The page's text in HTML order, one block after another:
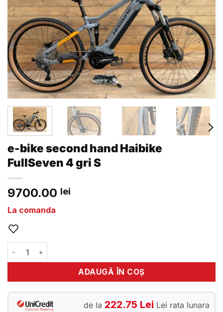
e-bike second hand Haibike
FullSeven 4 gri S
9700.00 lei
La comanda
Cantitate e-bike second hand Haibike FullSeven 4 gri S
ADAUGĂ ÎN COȘ
de la 222.75 Lei Lei rata lunara